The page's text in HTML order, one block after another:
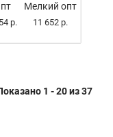
р.
Мелкий опт
11 652 р.
1 - 20 из 37